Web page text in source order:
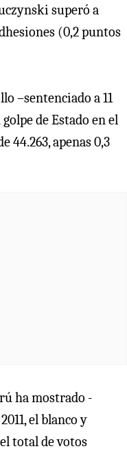
superó a
(0,2 puntos
–sentenciado a 11
de Estado en el
44.263, apenas 0,3
ha mostrado -
el blanco y
total de votos